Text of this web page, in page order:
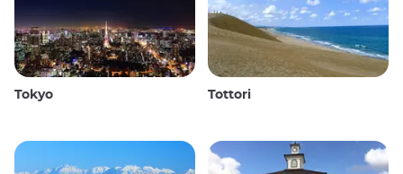
Tokyo Tottori